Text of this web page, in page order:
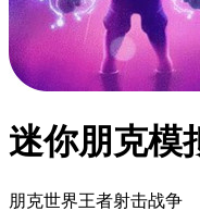
迷你朋克模
朋克世界王者射击战争